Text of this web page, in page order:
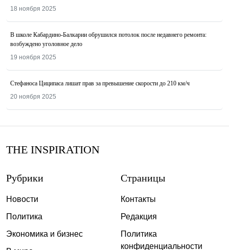
18 ноября 2025
В школе Кабардино-Балкарии обрушился потолок после недавнего ремонта:
возбуждено уголовное дело
19 ноября 2025
Стефаноса Циципаса лишат прав за превышение скорости до 210 км/ч
20 ноября 2025
THE INSPIRATION
Рубрики
Новости
Политика
Экономика и бизнес
Страницы
Контакты
Редакция
Политика
конфиденциальности